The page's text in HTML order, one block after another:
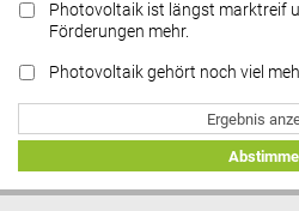
Photovoltaik ist längst marktreif
Förderungen mehr.
Photovoltaik gehört noch viel
Ergebnis